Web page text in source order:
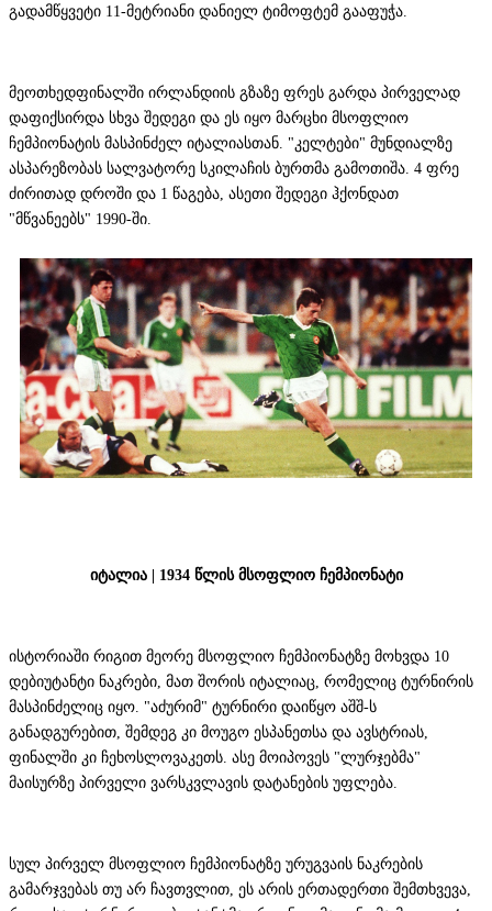
გადამწყვეტი 11-მეტრიანი დანიელ ტიმოფტემ გააფუჭა.
მეოთხედფინალში ირლანდიის გზაზე ფრეს გარდა პირველად
დაფიქსირდა სხვა შედეგი და ეს იყო მარცხი მსოფლიო
ჩემპიონატის მასპინძელ იტალიასთან. "კელტები" მუნდიალზე
ასპარეზობას სალვატორე სკილაჩის ბურთმა გამოთიშა. 4 ფრე
ძირითად დროში და 1 წაგება, ასეთი შედეგი ჰქონდათ
"მწვანეებს" 1990-ში.
იტალია | 1934 წლის მსოფლიო ჩემპიონატი
ისტორიაში რიგით მეორე მსოფლიო ჩემპიონატზე მოხვდა 10
დებიუტანტი ნაკრები, მათ შორის იტალიაც, რომელიც ტურნირის
მასპინძელიც იყო. "აძურიმ" ტურნირი დაიწყო აშშ-ს
განადგურებით, შემდეგ კი მოუგო ესპანეთსა და ავსტრიას,
ფინალში კი ჩეხოსლოვაკეთს. ასე მოიპოვეს "ლურჯებმა"
მაისურზე პირველი ვარსკვლავის დატანების უფლება.
სულ პირველ მსოფლიო ჩემპიონატზე ურუგვაის ნაკრების
გამარჯვებას თუ არ ჩავთვლით, ეს არის ერთადერთი შემთხვევა,